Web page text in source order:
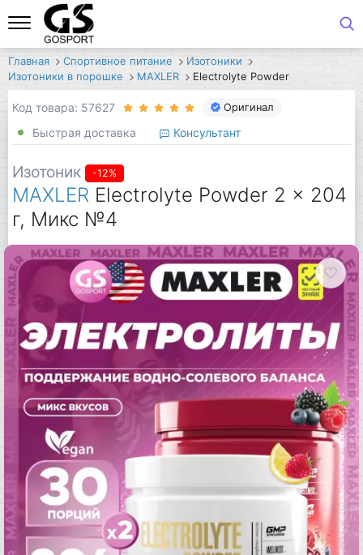
Главная Спортивное питание
Изотоники
Изотоники в порошке
MAXLER Electrolyte Powder
Код товара: 57627 Оригинал
Быстрая доставка Консультант
Изотоник -12%
MAXLER Electrolyte Powder 2 x 204
г, Микс №4